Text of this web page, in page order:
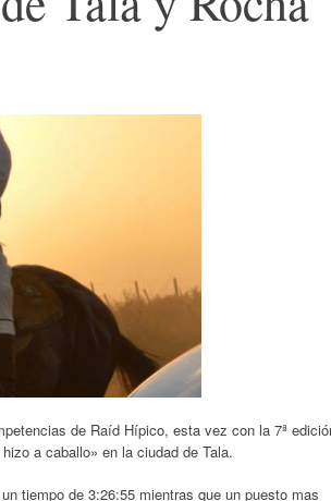
de Raíd Hípico, esta vez con la 7ª
a caballo» en la ciudad de Tala.
tiempo de 3:26:55 mientras que un puesto mas